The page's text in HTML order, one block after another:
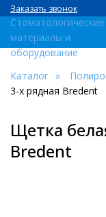
Заказать звонок
Каталог
3-х рядная Bredent
Щетка
Bredent